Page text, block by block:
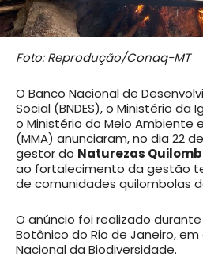
Foto: Reprodução/Conaq-MT
O Banco Nacional de
Social (BNDES), o Ministério da
o Ministério do Meio Ambiente
(MMA) anunciaram, no dia 22
gestor do Naturezas
ao fortalecimento da gestão
de comunidades quilombolas
O anúncio foi realizado
Botânico do Rio de Janeiro,
Nacional da Biodiversidade.